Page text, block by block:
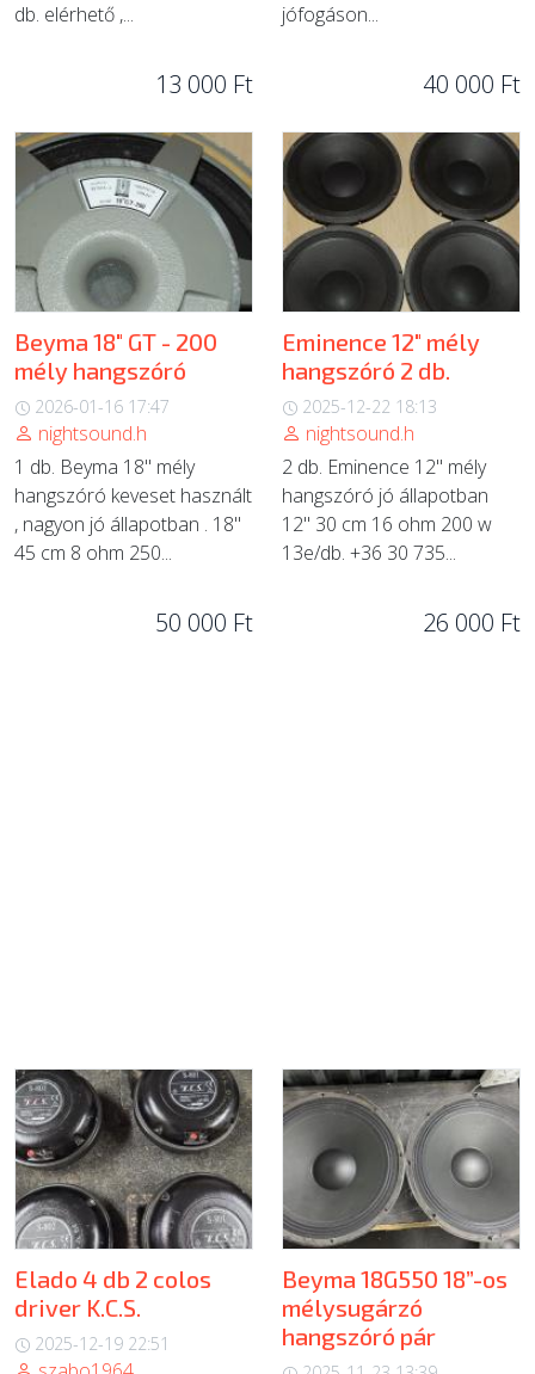
db. elérhető ,...
13 000 Ft
jófogáson...
40 000 Ft
Beyma 18" GT - 200
mély hangszóró
2026-01-16 17:47
nightsound.h
1 db. Beyma 18" mély
hangszóró keveset használt
, nagyon jó állapotban . 18"
45 cm 8 ohm 250...
50 000 Ft
Eminence 12" mély
hangszóró 2 db.
2025-12-22 18:13
nightsound.h
2 db. Eminence 12" mély
hangszóró jó állapotban
12" 30 cm 16 ohm 200 w
13e/db. +36 30 735...
26 000 Ft
Elado 4 db 2 colos
driver K.C.S.
2025-12-19 22:51
Beyma 18G550 18”-os
mélysugárzó
hangszóró pár